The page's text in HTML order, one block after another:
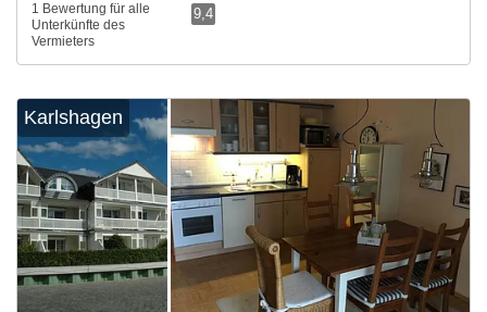
1 Bewertung für alle
Unterkünfte des
Vermieters
9,4
Karlshagen